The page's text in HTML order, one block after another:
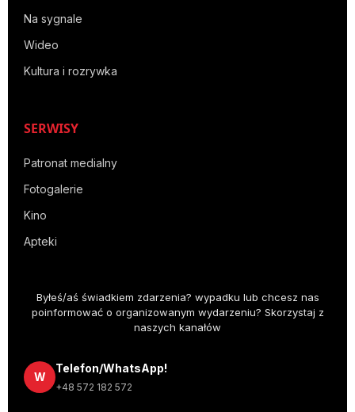
Na sygnale
Wideo
Kultura i rozrywka
SERWISY
Patronat medialny
Fotogalerie
Kino
Apteki
Byłeś/aś świadkiem zdarzenia? wypadku lub chcesz nas
poinformować o organizowanym wydarzeniu? Skorzystaj z
naszych kanałów
W
Telefon/WhatsApp!
+48 572 182 572